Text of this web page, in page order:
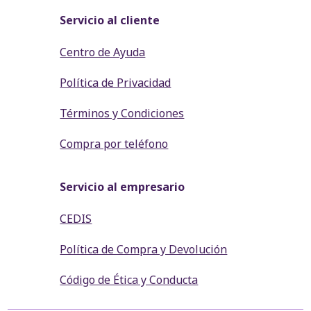
Servicio al cliente
Centro de Ayuda
Política de Privacidad
Términos y Condiciones
Compra por teléfono
Servicio al empresario
CEDIS
Política de Compra y Devolución
Código de Ética y Conducta